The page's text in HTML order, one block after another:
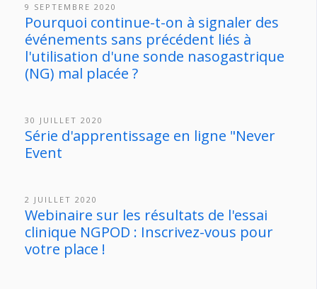
9 SEPTEMBRE 2020
Pourquoi continue-t-on à signaler des
événements sans précédent liés à
l'utilisation d'une sonde nasogastrique
(NG) mal placée ?
30 JUILLET 2020
Série d'apprentissage en ligne "Never
Event
2 JUILLET 2020
Webinaire sur les résultats de l'essai
clinique NGPOD : Inscrivez-vous pour
votre place !